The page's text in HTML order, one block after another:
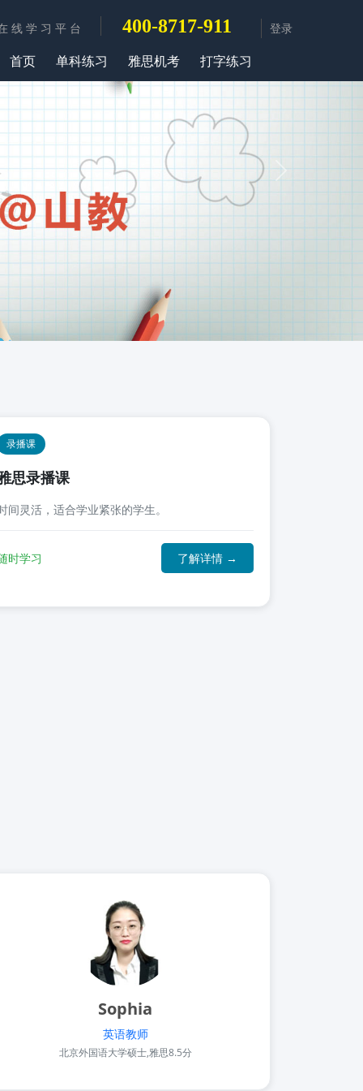
线 学 习 平 台 400-8717-911 登录
首页 单科练习 雅思机考 打字练习
Next
录播课
思录播课
间灵活，适合学业紧张的学生。
时学习 了解详情 →
Sophia
英语教师
北京外国语大学硕士,雅思8.5分